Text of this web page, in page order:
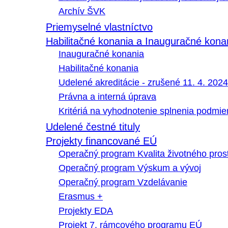
Archív ŠVK
Priemyselné vlastníctvo
Habilitačné konania a Inauguračné
Inauguračné konania
Habilitačné konania
Udelené akreditácie - zrušené 11. 4. 2024
Právna a interná úprava
Kritériá na vyhodnotenie splnenia
Udelené čestné tituly
Projekty financované EÚ
Operačný program Kvalita životného
Operačný program Výskum a vývoj
Operačný program Vzdelávanie
Erasmus +
Projekty EDA
Projekt 7. rámcového programu EÚ